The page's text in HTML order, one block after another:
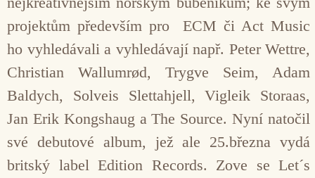
projektům především pro ECM či Act Music
ho vyhledávali a vyhledávají např. Peter Wettre,
Christian Wallumrød, Trygve Seim, Adam
Baldych, Solveis Slettahjell, Vigleik Storaas,
Jan Erik Kongshaug a The Source. Nyní natočil
své debutové album, jež ale 25.března vydá
britský label Edition Records. Zove se Let´s